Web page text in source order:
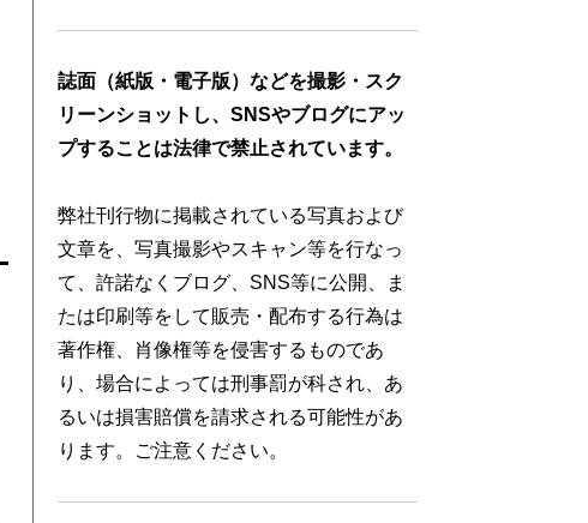
誌面（紙版・電子版）などを撮影・スク
リーンショットし、SNSやブログにアッ
プすることは法律で禁止されています。
弊社刊行物に掲載されている写真および
文章を、写真撮影やスキャン等を行なっ
て、許諾なくブログ、SNS等に公開、ま
たは印刷等をして販売・配布する行為は
著作権、肖像権等を侵害するものであ
り、場合によっては刑事罰が科され、あ
るいは損害賠償を請求される可能性があ
ります。ご注意ください。